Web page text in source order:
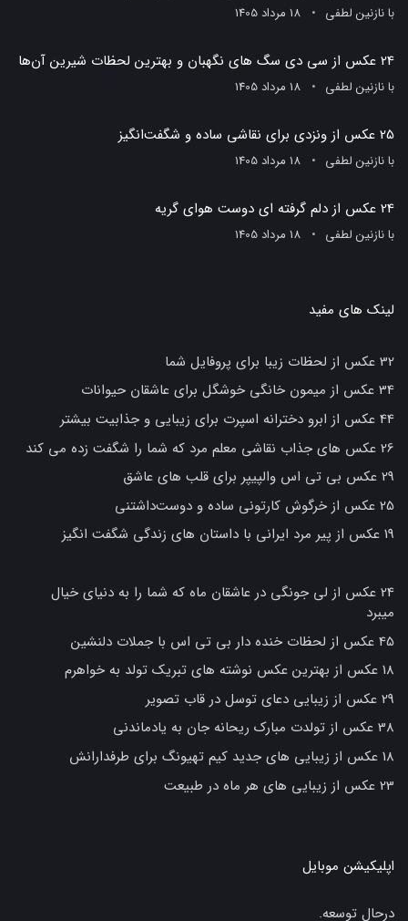
بانازنین لطفی 18 مرداد 1405
24 عکس از سی دی سگ های نگهبان و بهترین لحظات شیرین آن‌ها
بانازنین لطفی 18 مرداد 1405
25 عکس از ونزدی برای نقاشی ساده و شگفت‌انگیز
بانازنین لطفی 18 مرداد 1405
24 عکس از دلم گرفته ای دوست هوای گریه
بانازنین لطفی 18 مرداد 1405
لینک های مفید
32 عکس از لحظات زیبا برای پروفایل شما
34 عکس از میمون خانگی خوشگل برای عاشقان حیوانات
44 عکس از ابرو دخترانه اسپرت برای زیبایی و جذابیت بیشتر
26 عکس های جذاب نقاشی معلم مرد که شما را شگفت زده می کند
29 عکس بی تی اس والپیپر برای قلب های عاشق
25 عکس از خرگوش کارتونی ساده و دوست‌داشتنی
19 عکس از پیر مرد ایرانی با داستان های زندگی شگفت انگیز
24 عکس از لی جونگی در عاشقان ماه که شما را به دنیای خیال
میبرد
45 عکس از لحظات خنده دار بی تی اس با جملات دلنشین
18 عکس از بهترین عکس نوشته های تبریک تولد به خواهرم
29 عکس از زیبایی دعای توسل در قاب تصویر
38 عکس از تولدت مبارک ریحانه جان به یادماندنی
18 عکس از زیبایی های جدید کیم تهیونگ برای طرفدارانش
23 عکس از زیبایی های هر ماه در طبیعت
اپلیکیشن موبایل
درحال توسعه.